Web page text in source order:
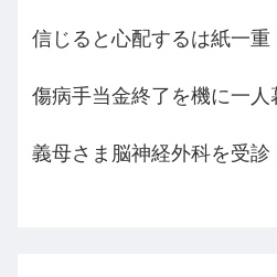
信じると心配するは紙一重
傷病手当金終了を機に一人
義母さま脳神経外科を受診